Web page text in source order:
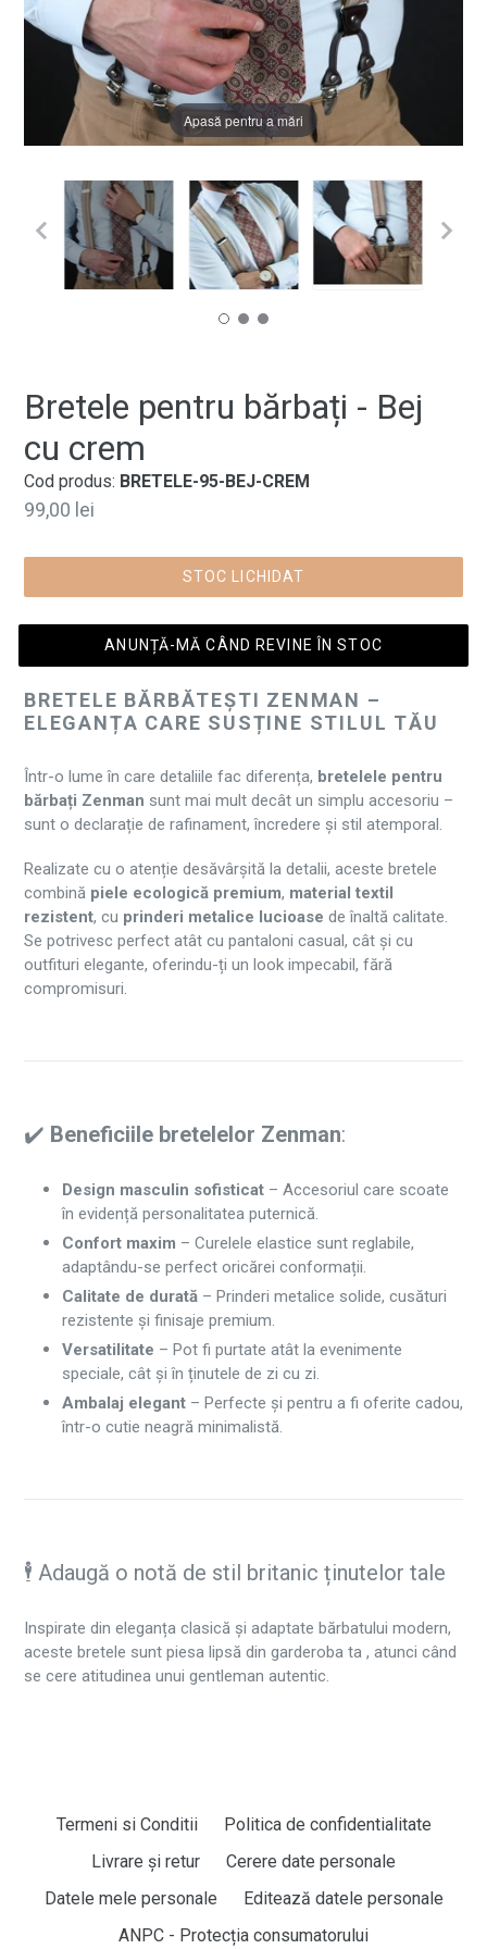
Apasă pentru a mări
Bretele pentru bărbați - Bej
cu crem
Cod produs: BRETELE-95-BEJ-CREM
Preț
99,00 lei
STOC LICHIDAT
ANUNȚĂ-MĂ CÂND REVINE ÎN STOC
BRETELE BĂRBĂTEȘTI ZENMAN –
ELEGANȚA CARE SUSȚINE STILUL TĂU
Într-o lume în care detaliile fac diferența, bretelele pentru
bărbați Zenman sunt mai mult decât un simplu accesoriu –
sunt o declarație de rafinament, încredere și stil atemporal.
Realizate cu o atenție desăvârșită la detalii, aceste bretele
combină piele ecologică premium, material textil
rezistent, cu prinderi metalice lucioase de înaltă calitate.
Se potrivesc perfect atât cu pantaloni casual, cât și cu
outfituri elegante, oferindu-ți un look impecabil, fără
compromisuri.
✔️ Beneficiile bretelelor Zenman:
Design masculin sofisticat – Accesoriul care scoate
în evidență personalitatea puternică.
Confort maxim – Curelele elastice sunt reglabile,
adaptându-se perfect oricărei conformații.
Calitate de durată – Prinderi metalice solide, cusături
rezistente și finisaje premium.
Versatilitate – Pot fi purtate atât la evenimente
speciale, cât și în ținutele de zi cu zi.
Ambalaj elegant – Perfecte și pentru a fi oferite cadou,
într-o cutie neagră minimalistă.
🕴️ Adaugă o notă de stil britanic ținutelor tale
Inspirate din eleganța clasică și adaptate bărbatului modern,
aceste bretele sunt piesa lipsă din garderoba ta , atunci când
se cere atitudinea unui gentleman autentic.
Termeni si Conditii
Politica de confidentialitate
Livrare și retur
Cerere date personale
Datele mele personale
Editează datele personale
ANPC - Protecția consumatorului